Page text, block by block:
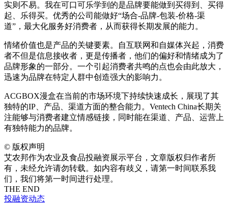
实则不易。我在可口可乐学到的是品牌要能做到买得到、买得
起、乐得买。优秀的公司能做好“场合-品牌-包装-价格-渠
道”，最大化服务好消费者，从而获得长期发展的能力。
情绪价值也是产品的关键要素。自互联网和自媒体兴起，消费
者不但是信息接收者，更是传播者，他们的偏好和情绪成为了
品牌形象的一部分。一个引起消费者共鸣的点也会由此放大，
迅速为品牌在特定人群中创造强大的影响力。
ACGBOX漫盒在当前的市场环境下持续快速成长，展现了其
独特的IP、产品、渠道方面的整合能力。Ventech China长期关
注能够与消费者建立情感链接，同时能在渠道、产品、运营上
有独特能力的品牌。
© 版权声明
艾农邦作为农业及食品投融资展示平台，文章版权归作者所
有，未经允许请勿转载。如内容有歧义，请第一时间联系我
们，我们将第一时间进行处理。
THE END
投融资动态